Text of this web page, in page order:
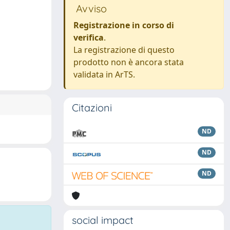
Avviso
Registrazione in corso di
verifica.
La registrazione di questo
prodotto non è ancora stata
validata in ArTS.
Citazioni
ND
ND
ND
social impact